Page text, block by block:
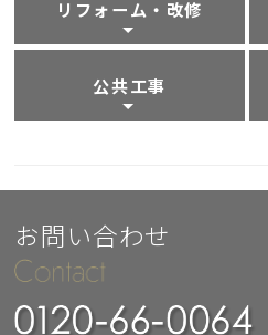
リフォーム・改修
公共工事
お問い合わせ